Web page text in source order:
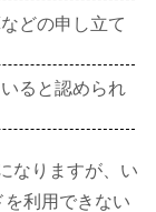
どの申し立て
ると認められ
なりますが、い
利用できない